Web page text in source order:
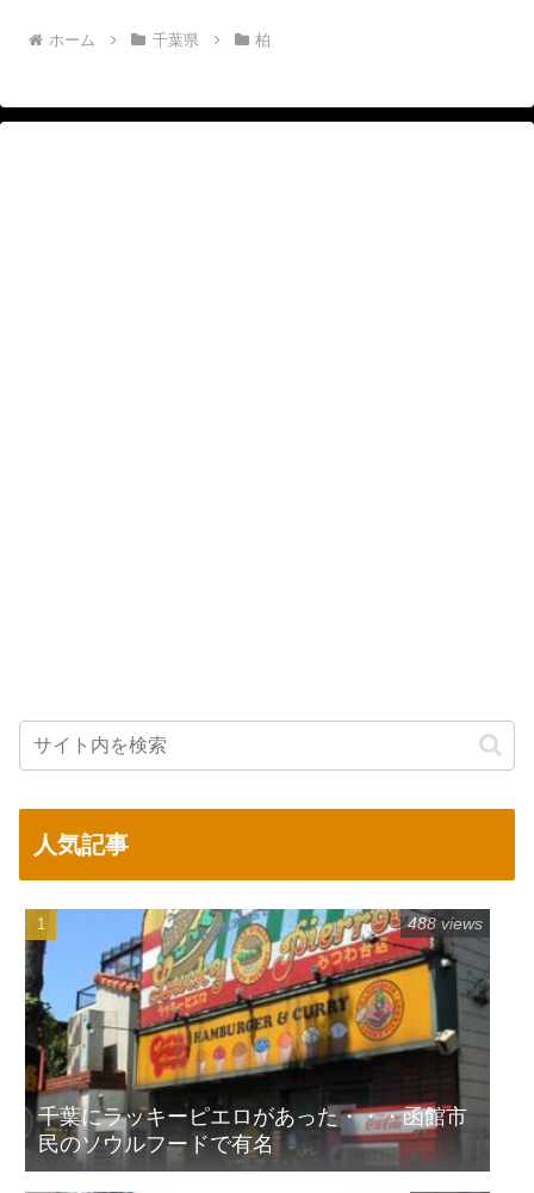
口をでて、左手そごう本館とスカ
イプラザ柏ビルの間を駅から垂直
ホーム 千葉県 柏
人気記事
千葉にラッキーピエロがあった・・・函館市
民のソウルフードで有名
488 views